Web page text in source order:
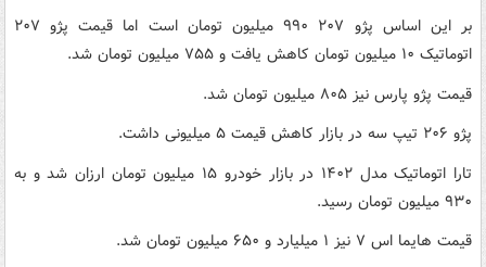
بر این اساس پژو ۲۰۷ ۹۹۰ میلیون تومان است اما قیمت پژو ۲۰۷
اتوماتیک ۱۰ میلیون تومان کاهش یافت و ۷۵۵ میلیون تومان شد.
قیمت پژو پارس نیز ۸۰۵ میلیون تومان شد.
پژو ۲۰۶ تیپ سه در بازار کاهش قیمت ۵ میلیونی داشت.
تارا اتوماتیک مدل ۱۴۰۲ در بازار خودرو ۱۵ میلیون تومان ارزان شد و به
۹۳۰ میلیون تومان رسید.
قیمت هایما اس ۷ نیز ۱ میلیارد و ۶۵۰ میلیون تومان شد.